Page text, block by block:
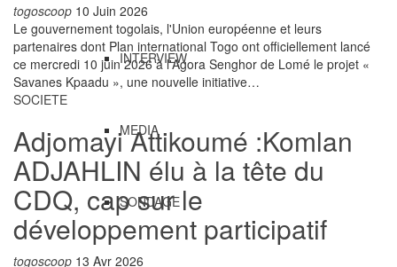
INTERVIEW
MEDIA
SONDAGE
togoscoop 10 Juin 2026
Le gouvernement togolais, l'Union européenne et leurs
partenaires dont Plan international Togo ont officiellement lancé
ce mercredi 10 juin 2026 à l'Agora Senghor de Lomé le projet «
Savanes Kpaadu », une nouvelle initiative…
SOCIETE
Adjomayi Attikoumé :Komlan
ADJAHLIN élu à la tête du
CDQ, cap sur le
développement participatif
togoscoop 13 Avr 2026